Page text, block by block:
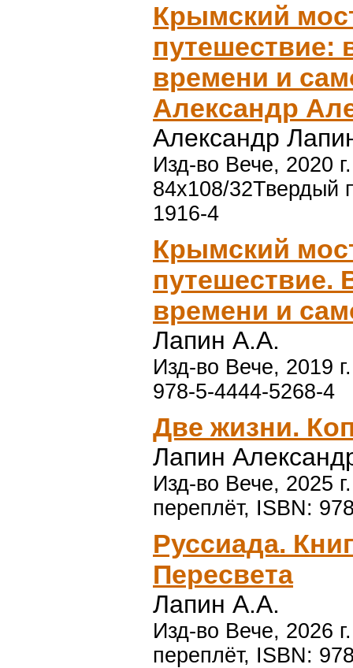
Крымский
путешествие:
времени и
Александр
Александр
Изд-во Вече, 2020
84x108/32Твердый
1916-4
Крымский
путешествие.
времени и
Лапин А.А.
Изд-во Вече, 2019
978-5-4444-5268-4
Две жизни.
Лапин
Изд-во Вече, 2025
переплёт, ISBN:
Руссиада.
Пересвета
Лапин А.А.
Изд-во Вече, 2026
переплёт, ISBN: